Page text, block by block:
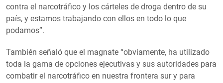
contra el narcotráfico y los cárteles de droga dentro de su
país, y estamos trabajando con ellos en todo lo que
podamos”.
También señaló que el magnate “obviamente, ha utilizado
toda la gama de opciones ejecutivas y sus autoridades para
combatir el narcotráfico en nuestra frontera sur y para